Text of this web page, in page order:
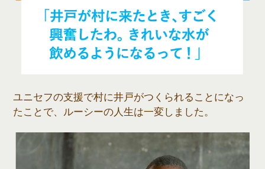
ユニセフの支援で村に井戸がつくられることになっ
たことで、ルーシーの人生は一変しました。